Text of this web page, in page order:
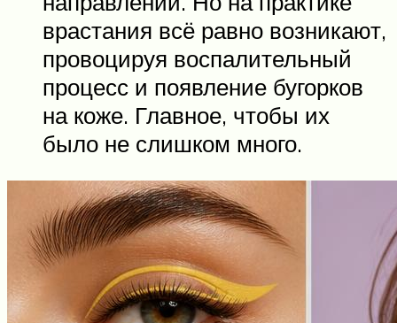
врастания всё равно возникают,
провоцируя воспалительный
процесс и появление бугорков
на коже. Главное, чтобы их
было не слишком много.